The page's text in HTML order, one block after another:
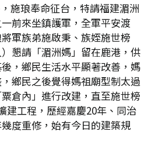
施琅奉命征台，特請福建湄洲
前來坐鎮護軍，全軍平安渡
軍族弟施啟秉、族姪施世榜
）懇請「湄洲媽」留在鹿港，供
，鄉民生活水平顯著改善，媽
鄉民之後覺得媽祖廟型制太過
倉內」進行改建，直至施世榜
建工程，歷經嘉慶20年、同治
度重修，始有今日的建築規